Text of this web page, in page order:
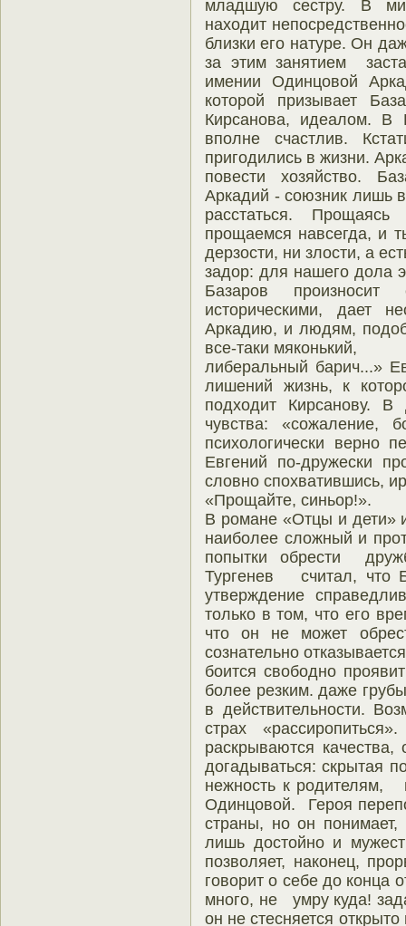
младшую сестру. В
находит
близки его натуре. Он
за этим занятием
имении Одинцовой
которой призывает
Кирсанова, идеалом. В
вполне счастлив.
пригодились в жизни.
повести хозяйство.
Аркадий - союзник лишь
расстаться.
прощаемся навсегда, и
дерзости, ни злости, а
задор: для нашего дола
Базаров
историческими, дает
Аркадию, и людям,
все-таки мяконький,
либеральный барич...»
лишений жизнь, к
подходит Кирсанову.
чувства: «сожаление,
психологически верно
Евгений по-дружески
словно спохватившись,
«Прощайте, синьор!».
В романе «Отцы и дети»
наиболее сложный и
попытки обрести
Тургенев считал, что
утверждение
только в том, что его
что он не может
сознательно
боится свободно
более резким. даже
в действительности.
страх
раскрываются качества,
догадываться: скрытая
нежность к родителям,
Одинцовой. Героя
страны, но он
лишь достойно и
позволяет, наконец,
говорит о себе до конца
много, не умру куда!
он не стесняется